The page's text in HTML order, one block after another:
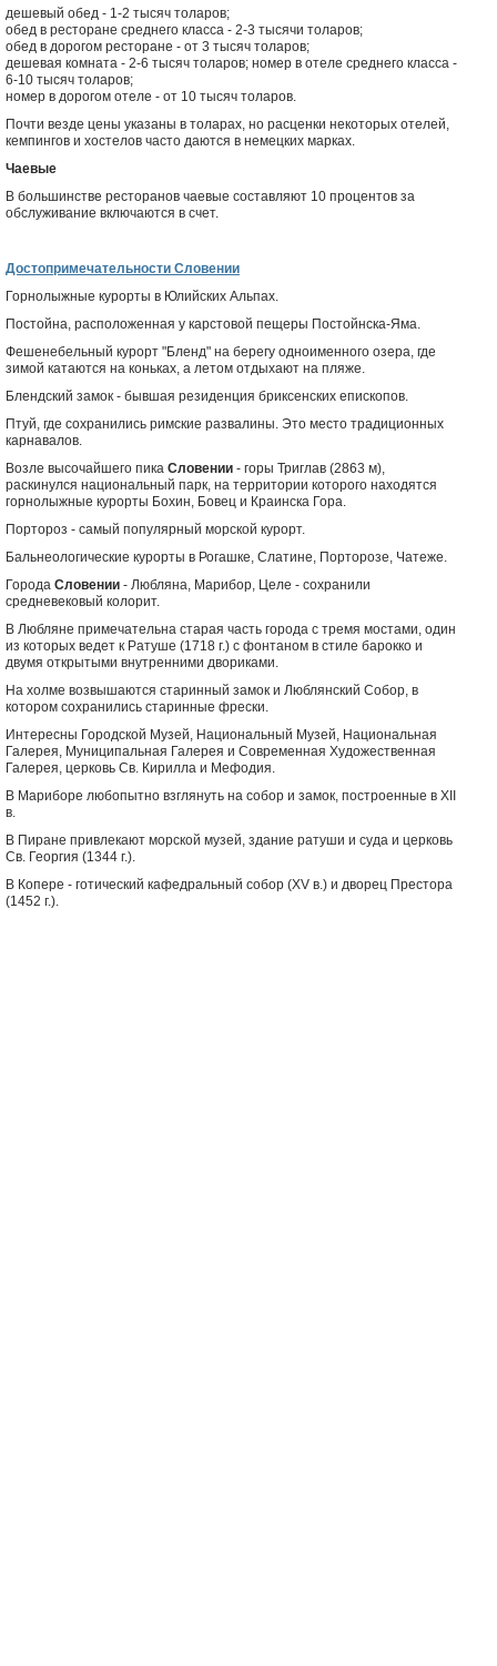
дешевый обед - 1-2 тысяч толаров;
обед в ресторане среднего класса - 2-3 тысячи толаров;
обед в дорогом ресторане - от 3 тысяч толаров;
дешевая комната - 2-6 тысяч толаров; номер в отеле среднего класса -
6-10 тысяч толаров;
номер в дорогом отеле - от 10 тысяч толаров.
Почти везде цены указаны в толарах, но расценки некоторых отелей,
кемпингов и хостелов часто даются в немецких марках.
Чаевые
В большинстве ресторанов чаевые составляют 10 процентов за
обслуживание включаются в счет.
Достопримечательности Словении
Горнолыжные курорты в Юлийских Альпах.
Постойна, расположенная у карстовой пещеры Постойнска-Яма.
Фешенебельный курорт "Бленд" на берегу одноименного озера, где
зимой катаются на коньках, а летом отдыхают на пляже.
Блендский замок - бывшая резиденция бриксенских епископов.
Птуй, где сохранились римские развалины. Это место традиционных
карнавалов.
Возле высочайшего пика Словении - горы Триглав (2863 м),
раскинулся национальный парк, на территории которого находятся
горнолыжные курорты Бохин, Бовец и Краинска Гора.
Портороз - самый популярный морской курорт.
Бальнеологические курорты в Рогашке, Слатине, Порторозе, Чатеже.
Города Словении - Любляна, Марибор, Целе - сохранили
средневековый колорит.
В Любляне примечательна старая часть города с тремя мостами, один
из которых ведет к Ратуше (1718 г.) с фонтаном в стиле барокко и
двумя открытыми внутренними двориками.
На холме возвышаются старинный замок и Люблянский Собор, в
котором сохранились старинные фрески.
Интересны Городской Музей, Национальный Музей, Национальная
Галерея, Муниципальная Галерея и Современная Художественная
Галерея, церковь Св. Кирилла и Мефодия.
В Мариборе любопытно взглянуть на собор и замок, построенные в XII
в.
В Пиране привлекают морской музей, здание ратуши и суда и церковь
Св. Георгия (1344 г.).
В Копере - готический кафедральный собор (XV в.) и дворец Престора
(1452 г.).